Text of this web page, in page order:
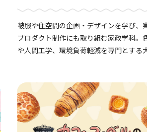
被服や住空間の企画・デザインを学び、
プロダクト制作にも取り組む家政学科。
や人間工学、環境負荷軽減を専門とする